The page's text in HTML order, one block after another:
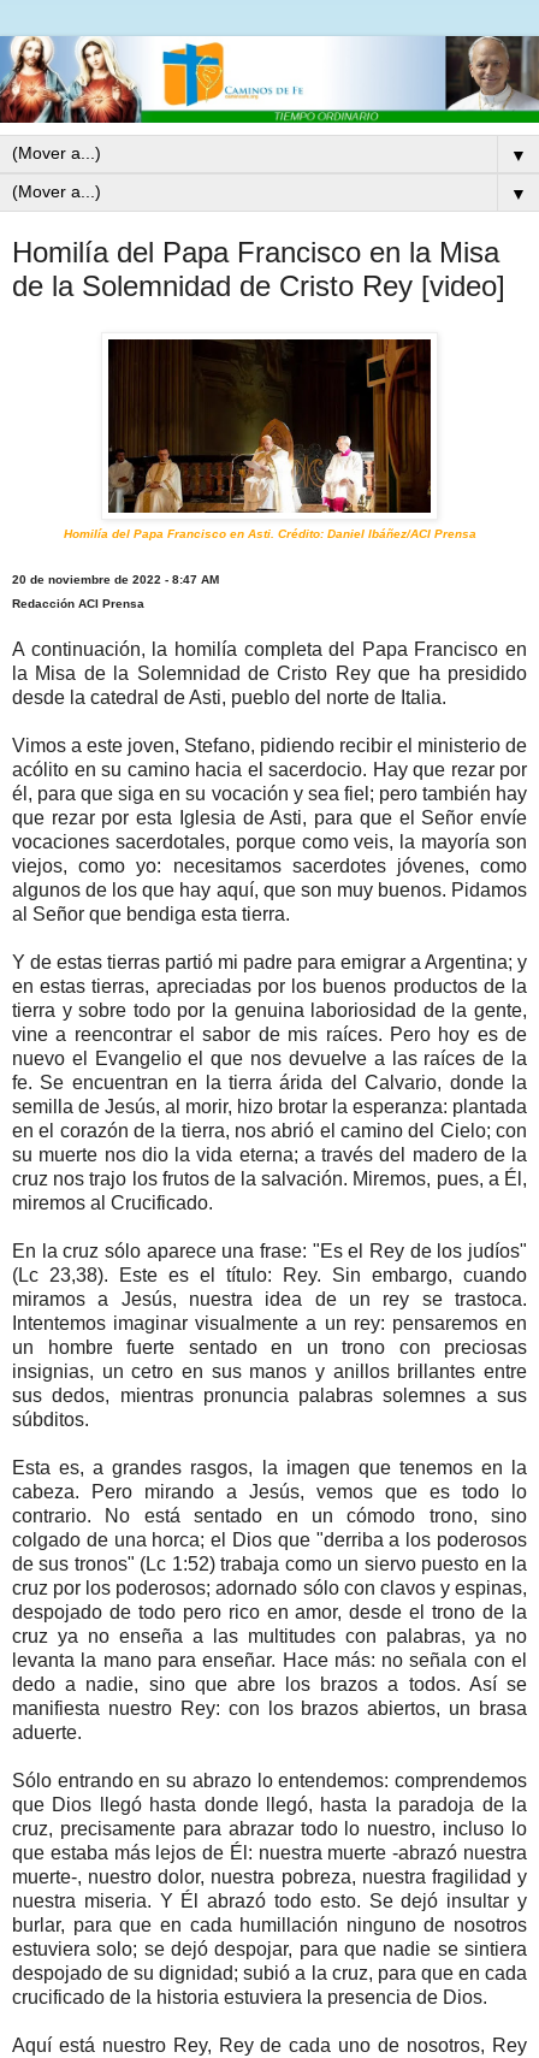
▼
▼
Homilía del Papa Francisco en la Misa
de la Solemnidad de Cristo Rey [video]
Homilía del Papa Francisco en Asti. Crédito: Daniel Ibáñez/ACI Prensa
20 de noviembre de 2022 - 8:47 AM
Redacción ACI Prensa
A continuación, la homilía completa del Papa Francisco en
la Misa de la Solemnidad de Cristo Rey que ha presidido
desde la catedral de Asti, pueblo del norte de Italia.
Vimos a este joven, Stefano, pidiendo recibir el ministerio de
acólito en su camino hacia el sacerdocio. Hay que rezar por
él, para que siga en su vocación y sea fiel; pero también hay
que rezar por esta Iglesia de Asti, para que el Señor envíe
vocaciones sacerdotales, porque como veis, la mayoría son
viejos, como yo: necesitamos sacerdotes jóvenes, como
algunos de los que hay aquí, que son muy buenos. Pidamos
al Señor que bendiga esta tierra.
Y de estas tierras partió mi padre para emigrar a Argentina; y
en estas tierras, apreciadas por los buenos productos de la
tierra y sobre todo por la genuina laboriosidad de la gente,
vine a reencontrar el sabor de mis raíces. Pero hoy es de
nuevo el Evangelio el que nos devuelve a las raíces de la
fe. Se encuentran en la tierra árida del Calvario, donde la
semilla de Jesús, al morir, hizo brotar la esperanza: plantada
en el corazón de la tierra, nos abrió el camino del Cielo; con
su muerte nos dio la vida eterna; a través del madero de la
cruz nos trajo los frutos de la salvación. Miremos, pues, a Él,
miremos al Crucificado.
En la cruz sólo aparece una frase: "Es el Rey de los judíos"
(Lc 23,38). Este es el título: Rey. Sin embargo, cuando
miramos a Jesús, nuestra idea de un rey se trastoca.
Intentemos imaginar visualmente a un rey: pensaremos en
un hombre fuerte sentado en un trono con preciosas
insignias, un cetro en sus manos y anillos brillantes entre
sus dedos, mientras pronuncia palabras solemnes a sus
súbditos.
Esta es, a grandes rasgos, la imagen que tenemos en la
cabeza. Pero mirando a Jesús, vemos que es todo lo
contrario. No está sentado en un cómodo trono, sino
colgado de una horca; el Dios que "derriba a los poderosos
de sus tronos" (Lc 1:52) trabaja como un siervo puesto en la
cruz por los poderosos; adornado sólo con clavos y espinas,
despojado de todo pero rico en amor, desde el trono de la
cruz ya no enseña a las multitudes con palabras, ya no
levanta la mano para enseñar. Hace más: no señala con el
dedo a nadie, sino que abre los brazos a todos. Así se
manifiesta nuestro Rey: con los brazos abiertos, un brasa
aduerte.
Sólo entrando en su abrazo lo entendemos: comprendemos
que Dios llegó hasta donde llegó, hasta la paradoja de la
cruz, precisamente para abrazar todo lo nuestro, incluso lo
que estaba más lejos de Él: nuestra muerte -abrazó nuestra
muerte-, nuestro dolor, nuestra pobreza, nuestra fragilidad y
nuestra miseria. Y Él abrazó todo esto. Se dejó insultar y
burlar, para que en cada humillación ninguno de nosotros
estuviera solo; se dejó despojar, para que nadie se sintiera
despojado de su dignidad; subió a la cruz, para que en cada
crucificado de la historia estuviera la presencia de Dios.
Aquí está nuestro Rey, Rey de cada uno de nosotros, Rey